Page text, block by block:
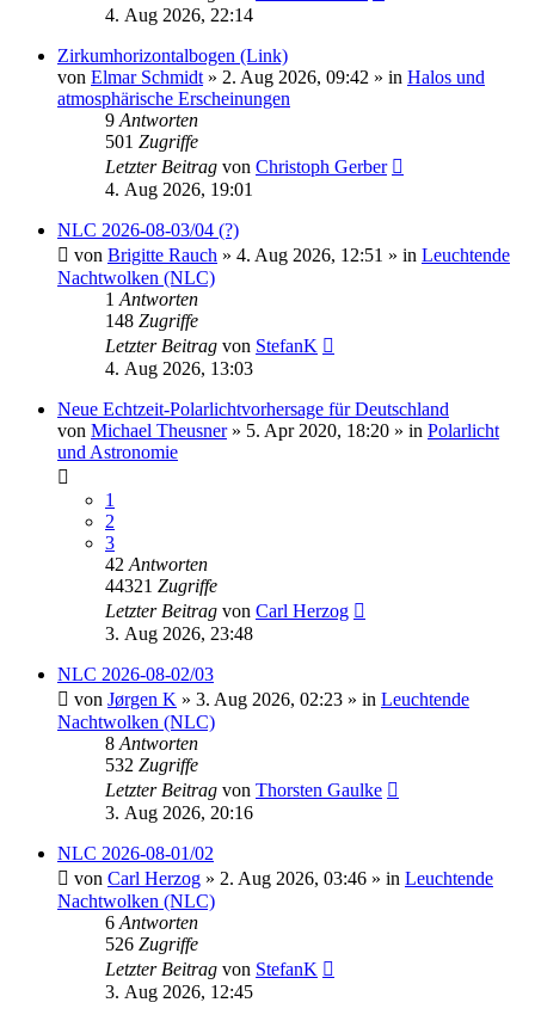
4. Aug 2026, 22:14
Zirkumhorizontalbogen (Link)
von Elmar Schmidt » 2. Aug 2026, 09:42 » in Halos und
atmosphärische Erscheinungen
9 Antworten
501 Zugriffe
Letzter Beitrag von Christoph Gerber
4. Aug 2026, 19:01
NLC 2026-08-03/04 (?)
von Brigitte Rauch » 4. Aug 2026, 12:51 » in Leuchtende
Nachtwolken (NLC)
1 Antworten
148 Zugriffe
Letzter Beitrag von StefanK
4. Aug 2026, 13:03
Neue Echtzeit-Polarlichtvorhersage für Deutschland
von Michael Theusner» 5. Apr 2020, 18:20 » in Polarlicht
und Astronomie
1
2
3
42 Antworten
44321 Zugriffe
Letzter Beitrag von Carl Herzog
3. Aug 2026, 23:48
NLC 2026-08-02/03
von Jørgen K » 3. Aug 2026, 02:23 » in Leuchtende
Nachtwolken (NLC)
8 Antworten
532 Zugriffe
Letzter Beitrag von Thorsten Gaulke
3. Aug 2026, 20:16
NLC 2026-08-01/02
von Carl Herzog » 2. Aug 2026, 03:46 » in Leuchtende
Nachtwolken (NLC)
6 Antworten
526 Zugriffe
Letzter Beitrag von StefanK
3. Aug 2026, 12:45